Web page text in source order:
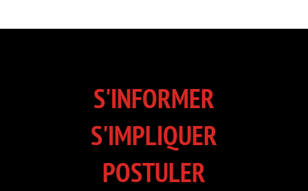
S'INFORMER
S'IMPLIQUER
POSTULER